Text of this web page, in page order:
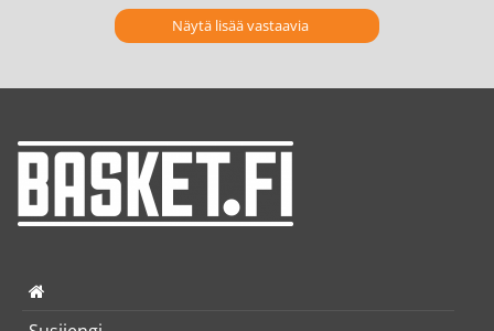
Näytä lisää vastaavia